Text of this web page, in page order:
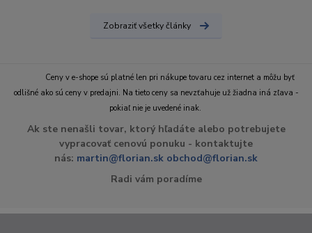
Zobraziť všetky články
Ceny v e-shope sú platné len pri nákupe tovaru cez internet a môžu byť
odlišné ako sú ceny v predajni. Na tieto ceny sa nevzťahuje už žiadna iná zľava -
pokiaľ nie je uvedené inak.
Ak ste nenašli tovar, ktorý hľadáte alebo potrebujete
vypracovať cenovú ponuku - kontaktujte
nás: martin@florian.sk obchod@florian.sk
Radi vám poradíme